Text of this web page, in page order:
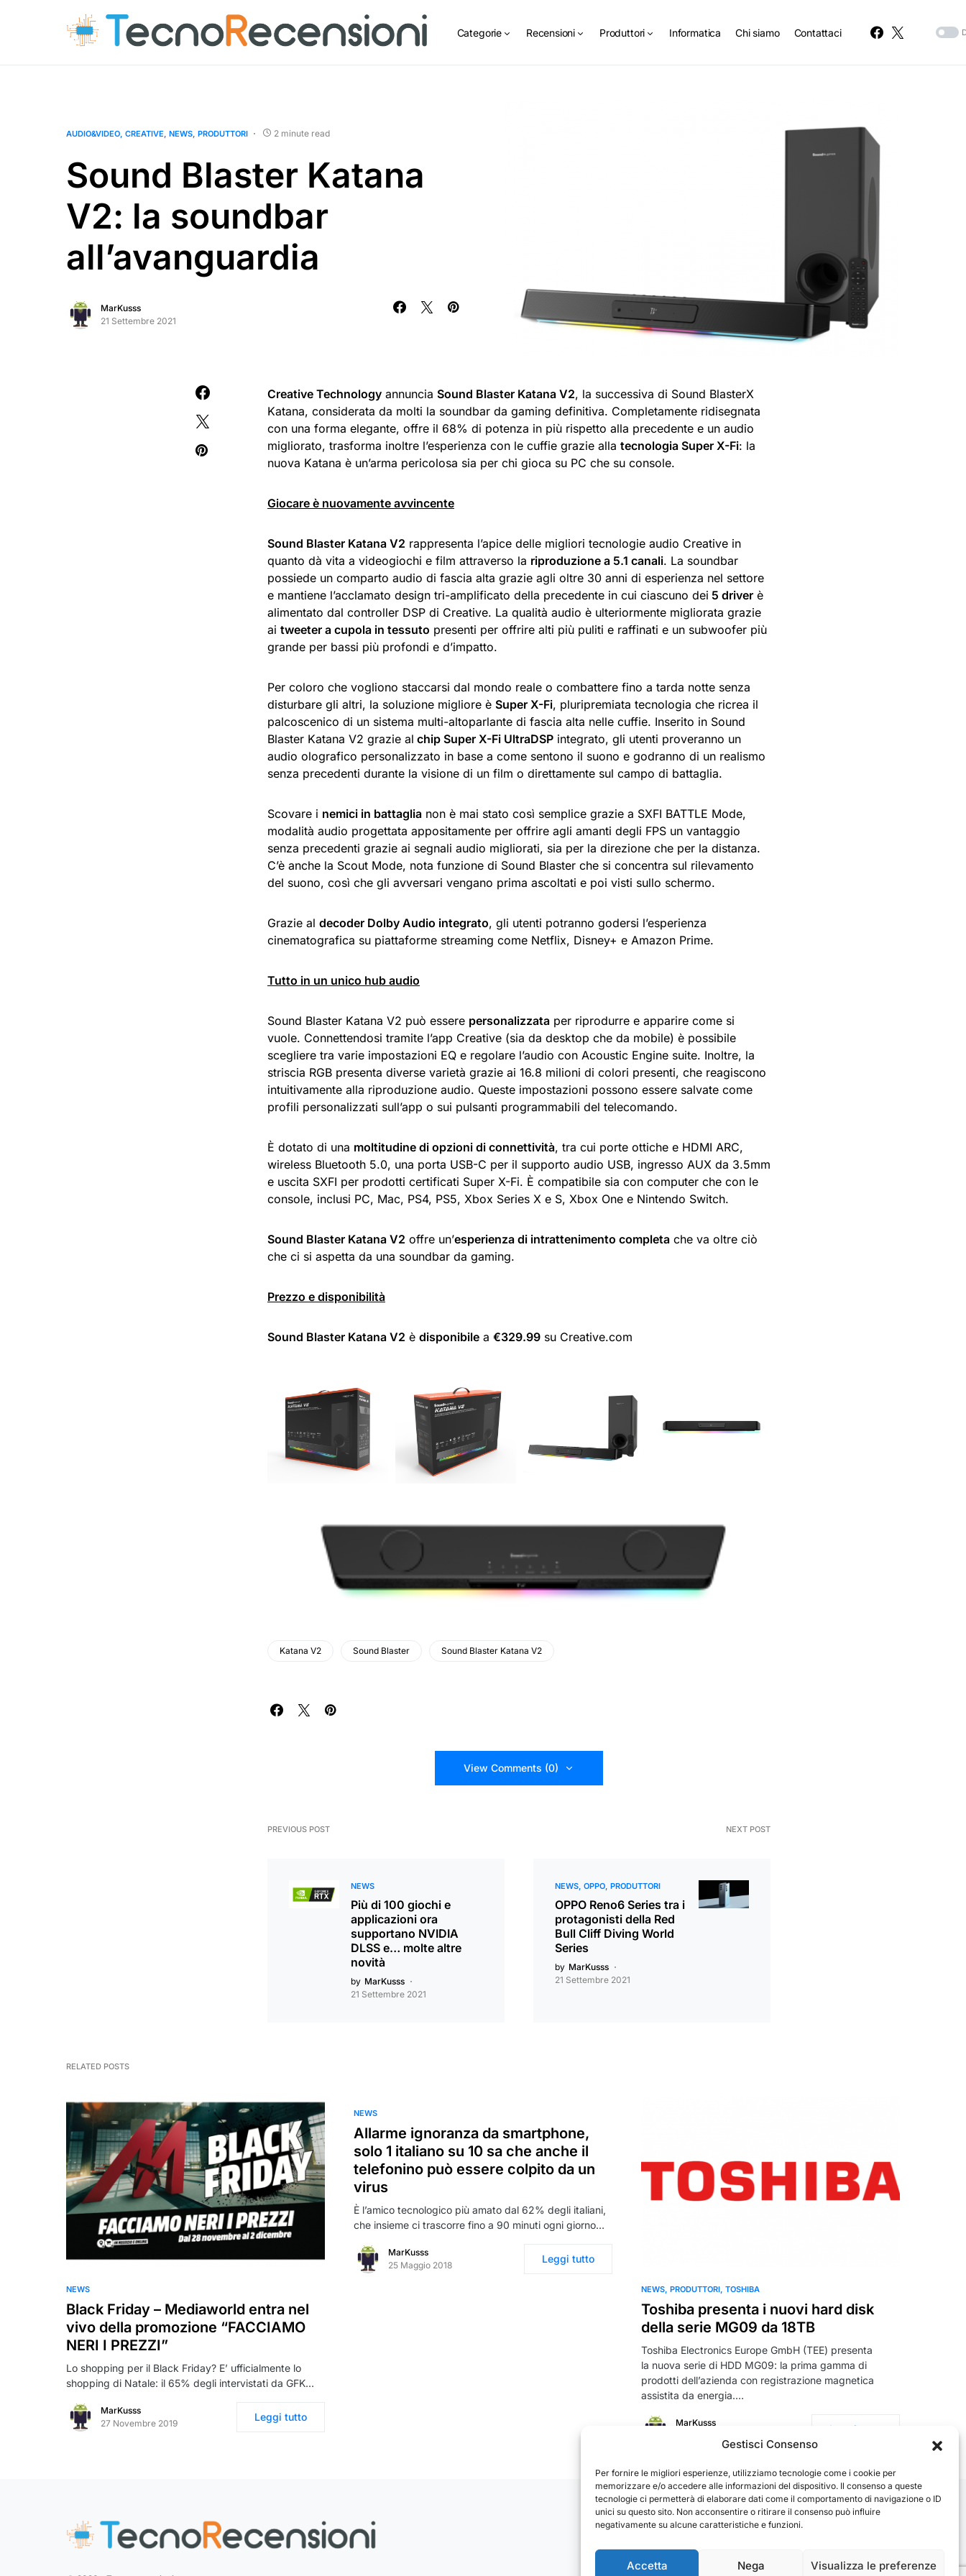
Gestisci Consenso
Per fornire le migliori esperienze, utilizziamo tecnologie come i cookie per
memorizzare e/o accedere alle informazioni del dispositivo. Il consenso a queste
tecnologie ci permetterà di elaborare dati come il comportamento di navigazione o ID
unici su questo sito. Non acconsentire o ritirare il consenso può influire
negativamente su alcune caratteristiche e funzioni.
Accetta Nega Visualizza le preferenze
Categorie Recensioni Produttori Informatica Chi siamo Contattaci
AUDIO&VIDEO CREATIVE NEWS PRODUTTORI 2 minute read
Sound Blaster Katana
V2: la soundbar
all’avanguardia
MarKusss
21 Settembre 2021
Creative Technology annuncia Sound Blaster Katana V2, la successiva di Sound BlasterX
Katana, considerata da molti la soundbar da gaming definitiva. Completamente ridisegnata
con una forma elegante, offre il 68% di potenza in più rispetto alla precedente e un audio
migliorato, trasforma inoltre l’esperienza con le cuffie grazie alla tecnologia Super X-Fi: la
nuova Katana è un’arma pericolosa sia per chi gioca su PC che su console.
Giocare è nuovamente avvincente
Sound Blaster Katana V2 rappresenta l’apice delle migliori tecnologie audio Creative in
quanto dà vita a videogiochi e film attraverso la riproduzione a 5.1 canali. La soundbar
possiede un comparto audio di fascia alta grazie agli oltre 30 anni di esperienza nel settore
e mantiene l’acclamato design tri-amplificato della precedente in cui ciascuno dei 5 driver è
alimentato dal controller DSP di Creative. La qualità audio è ulteriormente migliorata grazie
ai tweeter a cupola in tessuto presenti per offrire alti più puliti e raffinati e un subwoofer più
grande per bassi più profondi e d’impatto.
Per coloro che vogliono staccarsi dal mondo reale o combattere fino a tarda notte senza
disturbare gli altri, la soluzione migliore è Super X-Fi, pluripremiata tecnologia che ricrea il
palcoscenico di un sistema multi-altoparlante di fascia alta nelle cuffie. Inserito in Sound
Blaster Katana V2 grazie al chip Super X-Fi UltraDSP integrato, gli utenti proveranno un
audio olografico personalizzato in base a come sentono il suono e godranno di un realismo
senza precedenti durante la visione di un film o direttamente sul campo di battaglia.
Scovare i nemici in battaglia non è mai stato così semplice grazie a SXFI BATTLE Mode,
modalità audio progettata appositamente per offrire agli amanti degli FPS un vantaggio
senza precedenti grazie ai segnali audio migliorati, sia per la direzione che per la distanza.
C’è anche la Scout Mode, nota funzione di Sound Blaster che si concentra sul rilevamento
del suono, così che gli avversari vengano prima ascoltati e poi visti sullo schermo.
Grazie al decoder Dolby Audio integrato, gli utenti potranno godersi l’esperienza
cinematografica su piattaforme streaming come Netflix, Disney+ e Amazon Prime.
Tutto in un unico hub audio
Sound Blaster Katana V2 può essere personalizzata per riprodurre e apparire come si
vuole. Connettendosi tramite l’app Creative (sia da desktop che da mobile) è possibile
scegliere tra varie impostazioni EQ e regolare l’audio con Acoustic Engine suite. Inoltre, la
striscia RGB presenta diverse varietà grazie ai 16.8 milioni di colori presenti, che reagiscono
intuitivamente alla riproduzione audio. Queste impostazioni possono essere salvate come
profili personalizzati sull’app o sui pulsanti programmabili del telecomando.
È dotato di una moltitudine di opzioni di connettività, tra cui porte ottiche e HDMI ARC,
wireless Bluetooth 5.0, una porta USB-C per il supporto audio USB, ingresso AUX da 3.5mm
e uscita SXFI per prodotti certificati Super X-Fi. È compatibile sia con computer che con le
console, inclusi PC, Mac, PS4, PS5, Xbox Series X e S, Xbox One e Nintendo Switch.
Sound Blaster Katana V2 offre un’esperienza di intrattenimento completa che va oltre ciò
che ci si aspetta da una soundbar da gaming.
Prezzo e disponibilità
Sound Blaster Katana V2 è disponibile a €329.99 su Creative.com
Katana V2 Sound Blaster Sound Blaster Katana V2
View Comments (0)
PREVIOUS POST
NEWS
Più di 100 giochi e
applicazioni ora
supportano NVIDIA
DLSS e… molte altre
novità
by MarKusss
21 Settembre 2021
NEXT POST
NEWS OPPO PRODUTTORI
OPPO Reno6 Series tra i
protagonisti della Red
Bull Cliff Diving World
Series
by MarKusss
21 Settembre 2021
RELATED POSTS
NEWS
Black Friday – Mediaworld entra nel
vivo della promozione “FACCIAMO
NERI I PREZZI”
Lo shopping per il Black Friday? E’ ufficialmente lo
shopping di Natale: il 65% degli intervistati da GFK…
MarKusss
27 Novembre 2019
Leggi tutto
NEWS
Allarme ignoranza da smartphone,
solo 1 italiano su 10 sa che anche il
telefonino può essere colpito da un
virus
È l’amico tecnologico più amato dal 62% degli italiani,
che insieme ci trascorre fino a 90 minuti ogni giorno…
MarKusss
25 Maggio 2018
Leggi tutto
NEWS PRODUTTORI TOSHIBA
Toshiba presenta i nuovi hard disk
della serie MG09 da 18TB
Toshiba Electronics Europe GmbH (TEE) presenta
la nuova serie di HDD MG09: la prima gamma di
prodotti dell’azienda con registrazione magnetica
assistita da energia.…
MarKusss
Leggi tutto